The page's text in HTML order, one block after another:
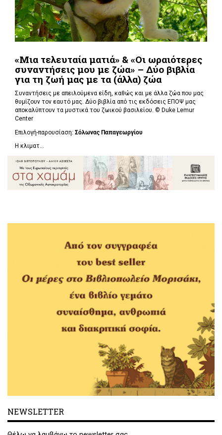
«Μια τελευταία ματιά» & «Οι ωραιότερες
συναντήσεις μου με ζώα» – Δύο βιβλία
για τη ζωή μας με τα (άλλα) ζώα
Συναντήσεις με απειλούμενα είδη, καθώς και με άλλα ζώα που μας
θυμίζουν τον εαυτό μας. Δύο βιβλία από τις εκδόσεις ΕΠΟΨ μας
αποκαλύπτουν τα μυστικά του ζωικού βασιλείου. © Duke Lemur
Center
Επιλογή-παρουσίαση: Σόλωνας Παπαγεωργίου
Η κλιματ...
NEWSLETTER